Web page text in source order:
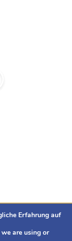
Erfahrung auf
are using or